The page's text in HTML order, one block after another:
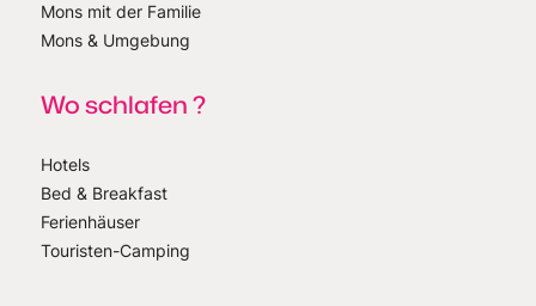
Mons mit der Familie
Mons & Umgebung
Wo schlafen ?
Hotels
Bed & Breakfast
Ferienhäuser
Touristen-Camping